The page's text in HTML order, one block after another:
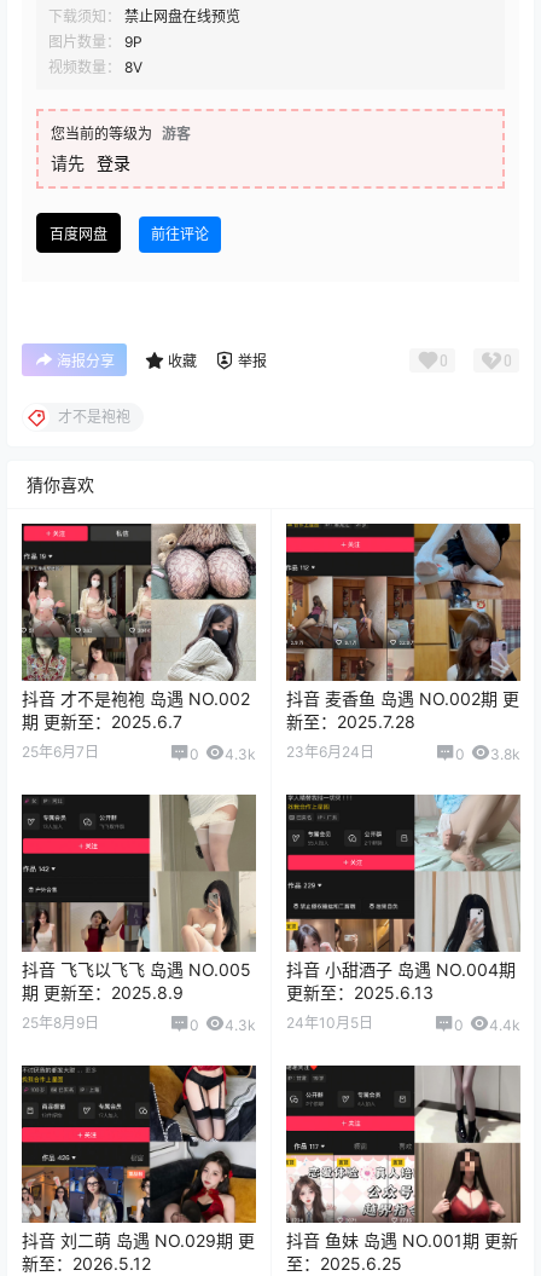
下载须知：
禁止网盘在线预览
图片数量：
9P
视频数量：
8V
您当前的等级为 游客
请先 登录
百度网盘 前往评论
海报分享 收藏 举报 0 0
才不是袍袍
猜你喜欢
抖音 才不是袍袍 岛遇 NO.002
期 更新至：2025.6.7
25年6月7日 0 4.3k
抖音 麦香鱼 岛遇 NO.002期 更
新至：2025.7.28
23年6月24日 0 3.8k
抖音 飞飞以飞飞 岛遇 NO.005
期 更新至：2025.8.9
25年8月9日 0 4.3k
抖音 小甜酒子 岛遇 NO.004期
更新至：2025.6.13
24年10月5日 0 4.4k
抖音 刘二萌 岛遇 NO.029期 更
新至：2026.5.12
抖音 鱼妹 岛遇 NO.001期 更新
至：2025.6.25